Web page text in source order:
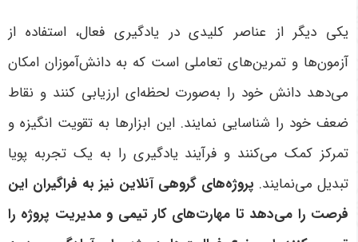
یکی دیگر از عناصر کلیدی در یادگیری فعال، استفاده از
آزمون‌ها و تمرین‌های تعاملی است که به دانش‌آموزان امکان
می‌دهد دانش خود را به‌صورت لحظه‌ای ارزیابی کنند و نقاط
ضعف خود را شناسایی نمایند. این ابزارها به تقویت انگیزه و
تمرکز کمک می‌کنند و فرآیند یادگیری را به یک تجربه پویا
تبدیل می‌نمایند. پروژه‌های گروهی آنلاین نیز به فراگیران این
فرصت را می‌دهد تا مهارت‌های کار تیمی و مدیریت پروژه را